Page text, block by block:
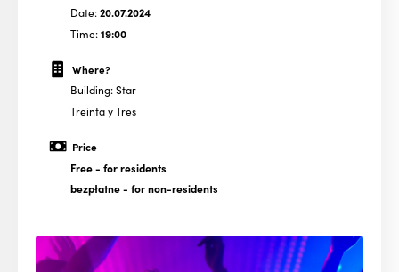
Date:20.07.2024
Time:19:00
Where?
Building: Star
Treinta y Tres
Price
Free- for residents
bezpłatne- for non-residents